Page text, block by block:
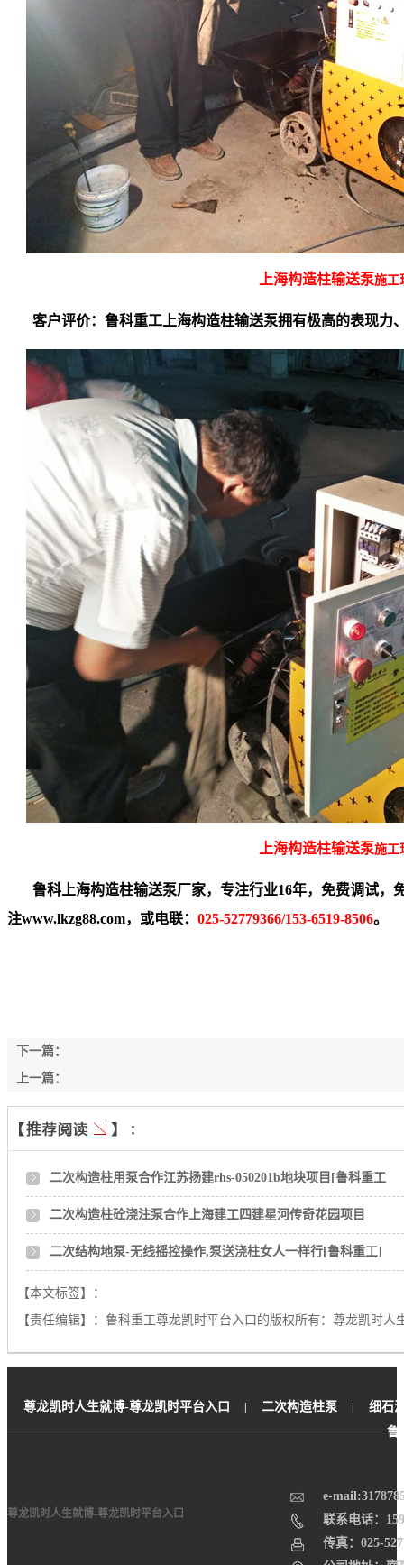
上海构造柱输送泵施工
客户评价：鲁科重工 上海构造柱输送泵拥有极高的表现力
上海构造柱输送泵施工
鲁科 上海构造柱输送泵厂家，专注行业16年，免费调试，
注www.lkzg88.com，或电联： 025-52779366/153-6519-8506。
下一篇：
上一篇：
二次构造柱用泵合作江苏扬建rhs-050201b地块项目[鲁科重工
二次构造柱砼浇注泵合作上海建工四建星河传奇花园项目
二次结构地泵-无线摇控操作,泵送浇柱女人一样行[鲁科重工]
【本文标签】：
【责任编辑】： 鲁科重工尊龙凯时平台入口的版权所有： 尊龙凯时人
尊龙凯时人生就博-尊龙凯时平台入口 二次构造柱泵
细石
鲁
e-mail:
联系电话：
传真：025-
尊龙凯时人生就博-尊龙凯时平台入口